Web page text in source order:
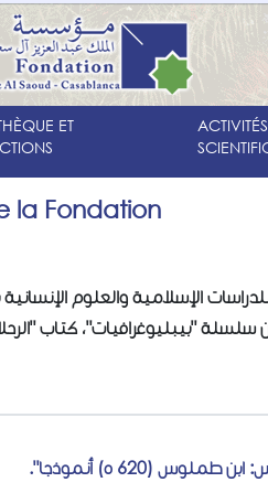
ET
ACTIVITÉS
la Fondation
الإسلامية والعلوم الإنسانية
سلسلة "بيبليوغرافيات"، كتاب
(620 ه) أنموذجا".